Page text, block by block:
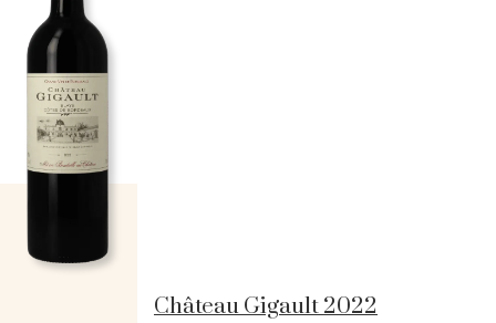
Château Gigault 2022